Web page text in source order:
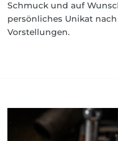
Schmuck und auf
persönliches Unikat
Vorstellungen.